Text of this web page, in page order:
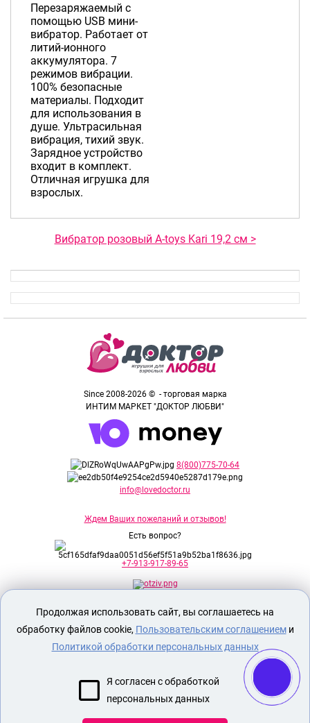
Перезаряжаемый с
помощью USB мини-
вибратор. Работает от
литий-ионного
аккумулятора. 7
режимов вибрации.
100% безопасные
материалы. Подходит
для использования в
душе. Ультрасильная
вибрация, тихий звук.
Зарядное устройство
входит в комплект.
Отличная игрушка для
взрослых.
Вибратор розовый A-toys Kari 19,2 см >
Since 2008-2026 © - торговая марка
ИНТИМ МАРКЕТ "ДОКТОР ЛЮБВИ"
8(800)775-70-64
info@lovedoctor.ru
Ждем Ваших пожеланий и отзывов!
Есть вопрос?
+7-913-917-89-65
Секс шоп Доктор Любви предназначен
исключительно для лиц старше 18 лет!
Вся продукция имеет знак EAC
Евразийского соответствия.
Продолжая использовать сайт, вы соглашаетесь на
обработку файлов cookie, Пользовательским соглашениеми
Политикой обработки персональных данных
Я согласен с обработкой
персональных данных